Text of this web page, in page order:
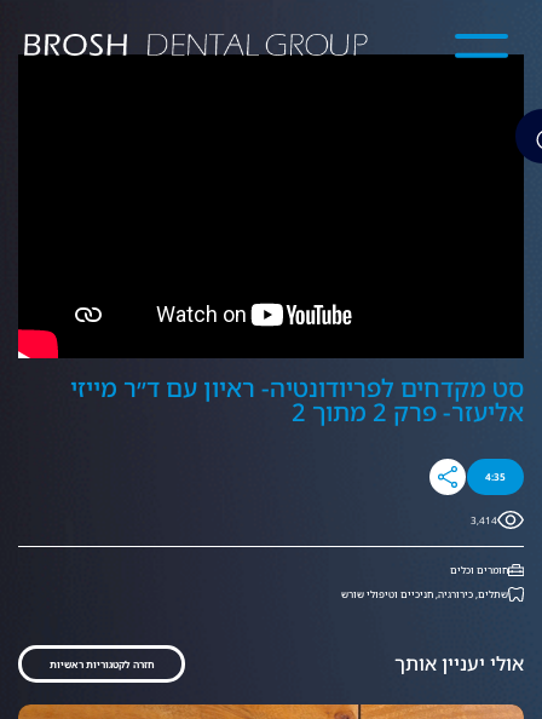
סט מקדחים לפריודונטיה- ראיון עם ד״ר מייזי
אליעזר- פרק 2 מתוך 2
4:35
3,414
חומרים וכלים
שתלים, כירורגיה, חניכיים וטיפולי שורש
אולי יעניין אותך חזרה לקטגוריות ראשיות